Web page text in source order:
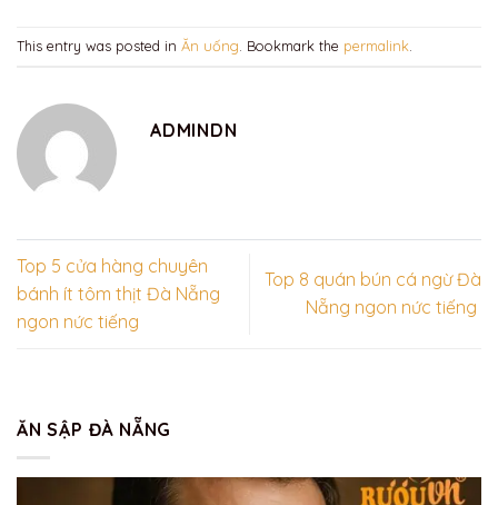
This entry was posted in Ăn uống . Bookmark the permalink
ADMINDN
Top 5 cửa hàng chuyên
bánh ít tôm thịt Đà Nẵng
ngon nức tiếng
Top 8 quán bún cá ngừ Đà
Nẵng ngon nức tiếng
ĂN SẬP ĐÀ NẴNG